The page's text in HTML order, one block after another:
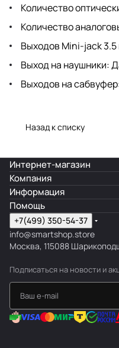
Количество
Количество
Выходов Mini-jack 3.5
Выход на наушники:
Выходов на
Назад к списку
Интернет-магазин
Компания
Информация
Помощь
+7(499) 350-54-37
info@smartshop.store
Москва, 115088
Подписаться на новости и